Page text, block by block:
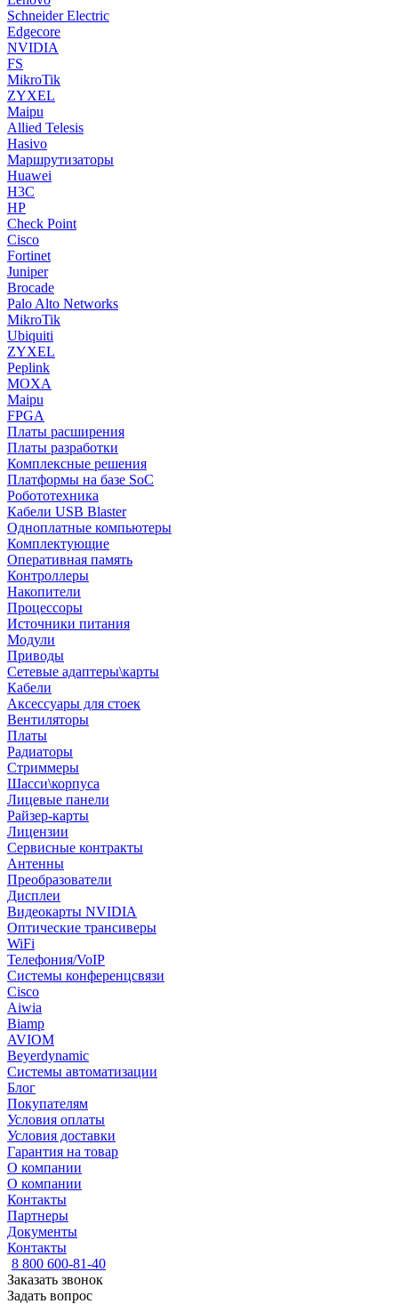
Schneider Electric
Edgecore
NVIDIA
FS
MikroTik
ZYXEL
Maipu
Allied Telesis
Hasivo
Маршрутизаторы
Huawei
H3C
HP
Check Point
Cisco
Fortinet
Juniper
Brocade
Palo Alto Networks
MikroTik
Ubiquiti
ZYXEL
Peplink
MOXA
Maipu
FPGA
Платы расширения
Платы разработки
Комплексные решения
Платформы на базе SoC
Робототехника
Кабели USB Blaster
Одноплатные компьютеры
Комплектующие
Оперативная память
Контроллеры
Накопители
Процессоры
Источники питания
Модули
Приводы
Сетевые адаптеры\карты
Кабели
Аксессуары для стоек
Вентиляторы
Платы
Радиаторы
Стриммеры
Шасси\корпуса
Лицевые панели
Райзер-карты
Лицензии
Сервисные контракты
Антенны
Преобразователи
Дисплеи
Видеокарты NVIDIA
Оптические трансиверы
WiFi
Телефония/VoIP
Системы конференцсвязи
Cisco
Aiwia
Biamp
AVIOM
Beyerdynamic
Системы автоматизации
Блог
Покупателям
Условия оплаты
Условия доставки
Гарантия на товар
О компании
О компании
Контакты
Партнеры
Документы
Контакты
8 800 600-81-40
Заказать звонок
Задать вопрос